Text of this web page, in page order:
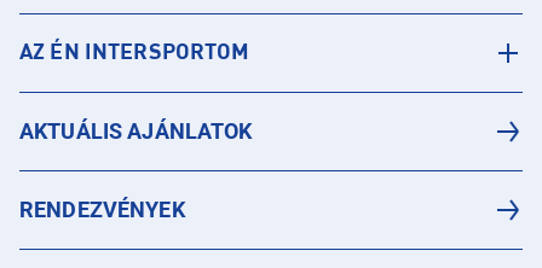
AZ ÉN INTERSPORTOM
AKTUÁLIS AJÁNLATOK
RENDEZVÉNYEK